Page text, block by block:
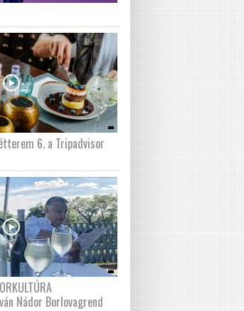
6. a Tripadvisor
Nádor Borlovagrend